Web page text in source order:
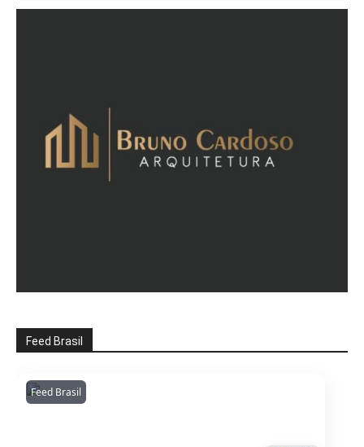
Feed Brasil
Feed BrasilAmazonianarede
1053